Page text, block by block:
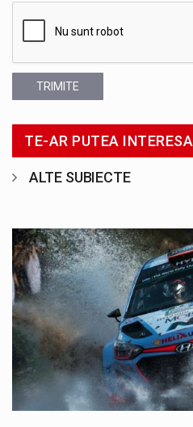
TRIMITE
TE-AR PUTEA INTERESA
ALTE SUBIECTE